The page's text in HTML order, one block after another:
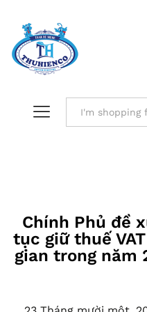
Chính Phủ đề
tục giữ thuế
gian trong năm